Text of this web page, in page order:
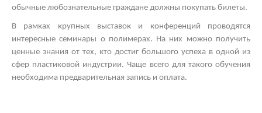
обычные любознательные граждане должны покупать билеты.
В рамках крупных выставок
и конференций проводятся
интересные семинары о полимерах. На них можно получить
ценные знания от тех, кто достиг большого успеха в одной из
сфер пластиковой индустрии. Чаще всего для такого обучения
необходима предварительная запись и оплата.